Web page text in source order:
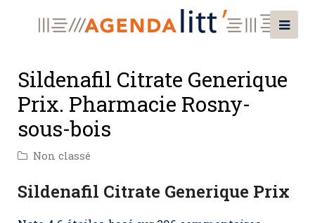
Sildenafil Citrate Generique
Prix. Pharmacie Rosny-
sous-bois
Non classé
Sildenafil Citrate Generique Prix